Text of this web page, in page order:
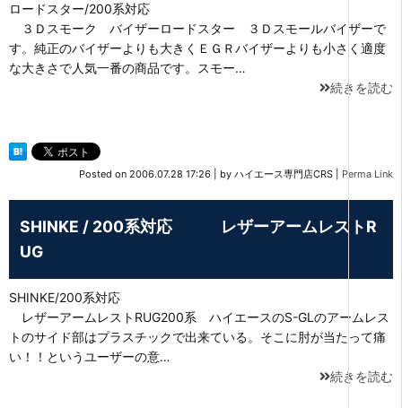
ロードスター/200系対応
３Ｄスモーク バイザーロードスター ３Ｄスモールバイザーで
す。純正のバイザーよりも大きくＥＧＲバイザーよりも小さく適度
な大きさで人気一番の商品です。スモー…
続きを読む
Posted on 2006.07.28 17:26 by ハイエース専門店CRS Perma Link
SHINKE / 200系対応 レザーアームレストR
UG
SHINKE/200系対応
レザーアームレストRUG200系 ハイエースのS-GLのアームレス
トのサイド部はプラスチックで出来ている。そこに肘が当たって痛
い！！というユーザーの意…
続きを読む